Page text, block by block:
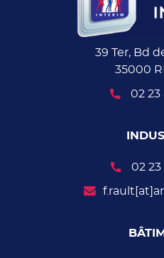
39 Ter, Bd
35000
02 23
02 23